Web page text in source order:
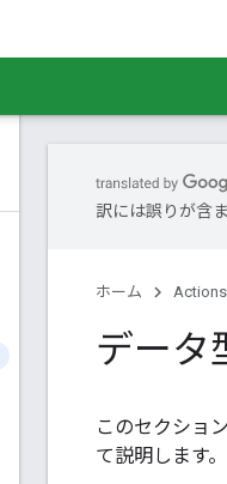
訳には誤りが含
ホーム
データ
このセクショ
て説明します